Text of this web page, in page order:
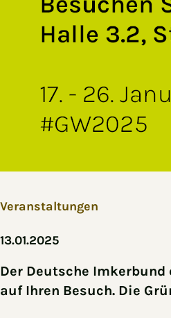
Veranstaltungen
13.01.2025
Der Deutsche Imkerbund
auf Ihren Besuch. Die